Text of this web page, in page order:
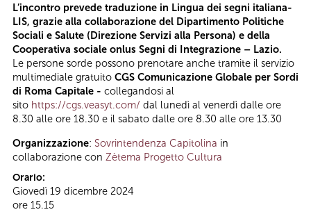
L’incontro prevede traduzione in Lingua dei segni italiana-
LIS, grazie alla collaborazione del Dipartimento Politiche
Sociali e Salute (Direzione Servizi alla Persona) e della
Cooperativa sociale onlus Segni di Integrazione – Lazio.
Le persone sorde possono prenotare anche tramite il servizio
multimediale gratuito CGS Comunicazione Globale per Sordi
di Roma Capitale - collegandosi al
sito https://cgs.veasyt.com/ dal lunedì al venerdì dalle ore
8.30 alle ore 18.30 e il sabato dalle ore 8.30 alle ore 13.30
Organizzazione: Sovrintendenza Capitolina in
collaborazione con Zètema Progetto Cultura
Orario:
Giovedì 19 dicembre 2024
ore 15.15